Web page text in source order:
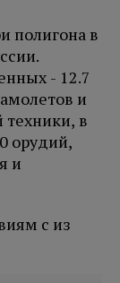
полигона в
- 12.7
и
техники, в
орудий,
и
с из